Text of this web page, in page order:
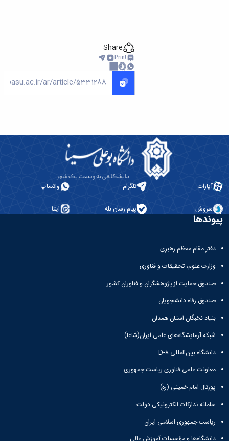
Share
Print
آپارات تلگرام واتساپ
سروش پیام رسان بله ایتا
دفتر مقام معظم رهبری
وزارت علوم، تحقیقات و فناوری
صندوق حمایت از پژوهشگران و فناوران کشور
صندوق رفاه دانشجویان
بنیاد نخبگان استان همدان
شبکه آزمایشگاه‌های علمی ایران(شاعا)
دانشگاه بین‌المللی D-۸
معاونت علمی فناوری ریاست جمهوری
پورتال امام خمینی (ره)
سامانه تدارکات الکترونیکی دولت
ریاست جمهوری اسلامی ایران